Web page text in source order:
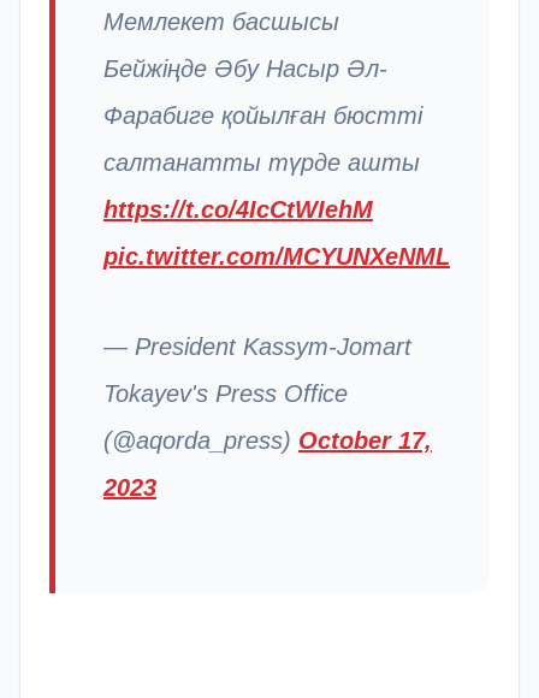
Мемлекет басшысы
Бейжіңде Әбу Насыр Әл-
Фарабиге қойылған бюстті
салтанатты түрде ашты
https://t.co/4IcCtWIehM
pic.twitter.com/MCYUNXeNML
— President Kassym-Jomart
Tokayev's Press Office
(@aqorda_press) October 17,
2023